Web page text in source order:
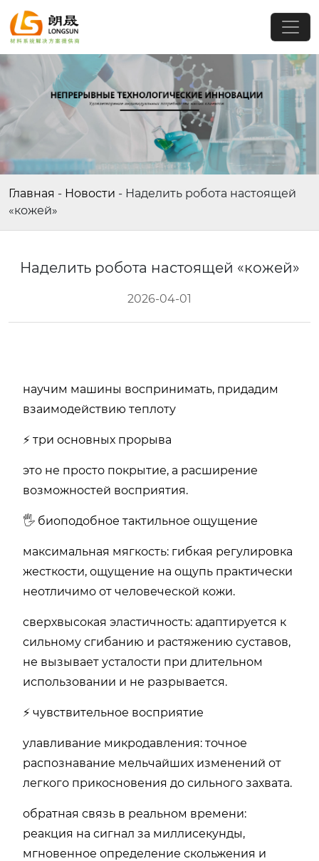
Главная - Новости - Наделить робота настоящей
«кожей»
Наделить робота настоящей «кожей»
2026-04-01
научим машины воспринимать, придадим
взаимодействию теплоту
⚡ три основных прорыва
это не просто покрытие, а расширение
возможностей восприятия.
🖐️ биоподобное тактильное ощущение
максимальная мягкость: гибкая регулировка
жесткости, ощущение на ощупь практически
неотличимо от человеческой кожи.
сверхвысокая эластичность: адаптируется к
сильному сгибанию и растяжению суставов,
не вызывает усталости при длительном
использовании и не разрывается.
⚡ чувствительное восприятие
улавливание микродавления: точное
распознавание мельчайших изменений от
легкого прикосновения до сильного захвата.
обратная связь в реальном времени:
реакция на сигнал за миллисекунды,
мгновенное определение скольжения и